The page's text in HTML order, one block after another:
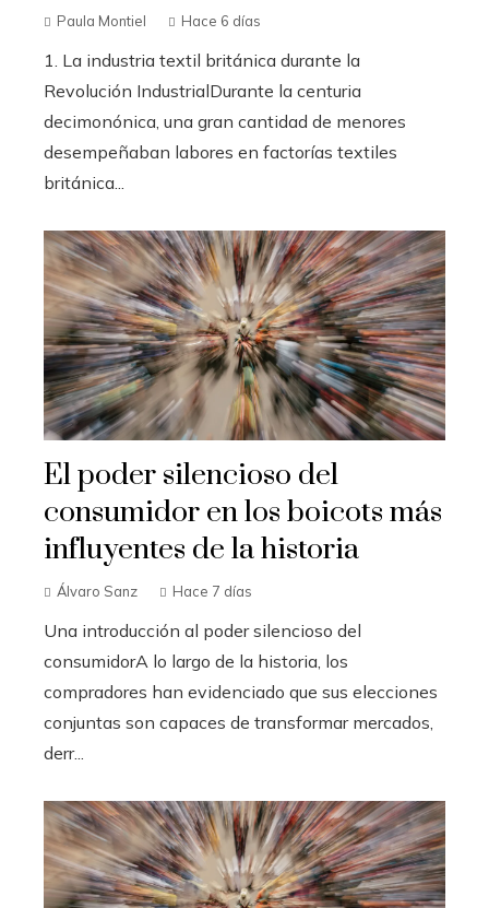
Paula Montiel Hace 6 días
1. La industria textil británica durante la
Revolución IndustrialDurante la centuria
decimonónica, una gran cantidad de menores
desempeñaban labores en factorías textiles
británica...
El poder silencioso del
consumidor en los boicots más
influyentes de la historia
Álvaro Sanz Hace 7 días
Una introducción al poder silencioso del
consumidorA lo largo de la historia, los
compradores han evidenciado que sus elecciones
conjuntas son capaces de transformar mercados,
derr...